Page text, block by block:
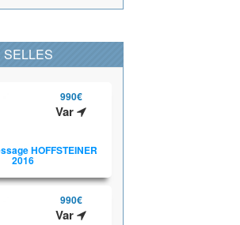
990€
Var
HOFFSTEINER
2016
990€
Var